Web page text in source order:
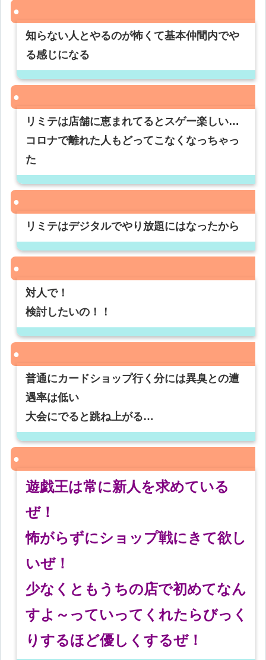
知らない人とやるのが怖くて基本仲間内でや
る感じになる
リミテは店舗に恵まれてるとスゲー楽しい…
コロナで離れた人もどってこなくなっちゃっ
た
リミテはデジタルでやり放題にはなったから
対人で！
検討したいの！！
普通にカードショップ行く分には異臭との遭
遇率は低い
大会にでると跳ね上がる…
遊戯王は常に新人を求めている
ぜ！
怖がらずにショップ戦にきて欲し
いぜ！
少なくともうちの店で初めてなん
すよ～っていってくれたらびっく
りするほど優しくするぜ！